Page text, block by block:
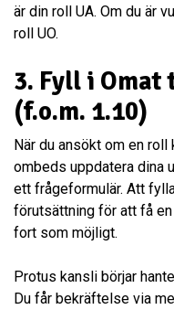
är din roll UA. Om du är
roll UO.
3. Fyll i
(f.o.m. 1.10)
När du ansökt om en
ombeds uppdatera dina
ett frågeformulär. Att
förutsättning för att få
fort som möjligt.
Protus kansli börjar
Du får bekräftelse via